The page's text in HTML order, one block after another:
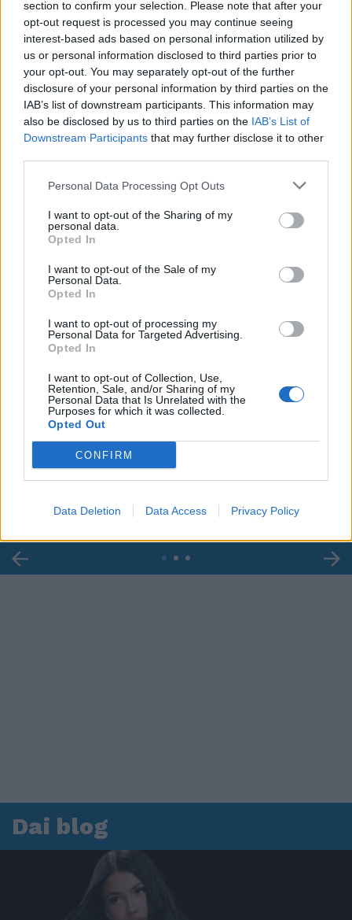
section to confirm your selection. Please note that after your
opt-out request is processed you may continue seeing
interest-based ads based on personal information utilized by
us or personal information disclosed to third parties prior to
your opt-out. You may separately opt-out of the further
disclosure of your personal information by third parties on the
IAB’s list of downstream participants. This information may
also be disclosed by us to third parties on the IAB’s List of
Downstream Participants that may further disclose it to other
Personal Data Processing Opt Outs
I want to opt-out of the Sharing of my
personal data.
Opted In
I want to opt-out of the Sale of my
Personal Data.
Opted In
I want to opt-out of processing my
Personal Data for Targeted Advertising.
Opted In
I want to opt-out of Collection, Use,
Retention, Sale, and/or Sharing of my
Personal Data that Is Unrelated with the
Purposes for which it was collected.
Opted Out
CONFIRM
Data Deletion Data Access Privacy Policy
00:00
Leonardo Maria Del Vecchio dall'ex compagna
Dai blog